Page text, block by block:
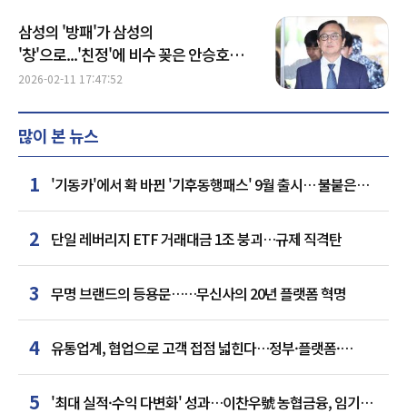
삼성의 '방패'가 삼성의
'창'으로...'친정'에 비수 꽂은 안승호
前부사장, 1심 징역 3년
2026-02-11 17:47:52
많이 본 뉴스
1 '기동카'에서 확 바뀐 '기후동행패스' 9월 출시… 불붙은
카드사 경쟁
2 단일 레버리지 ETF 거래대금 1조 붕괴…규제 직격탄
3 무명 브랜드의 등용문……무신사의 20년 플랫폼 혁명
4 유통업계, 협업으로 고객 접점 넓힌다…정부·플랫폼·
인플루언서와 맞손
5 '최대 실적·수익 다변화' 성과…이찬우號 농협금융, 임기